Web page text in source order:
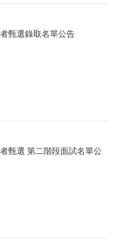
甄選錄取名單公告
甄選 第二階段面試名單公